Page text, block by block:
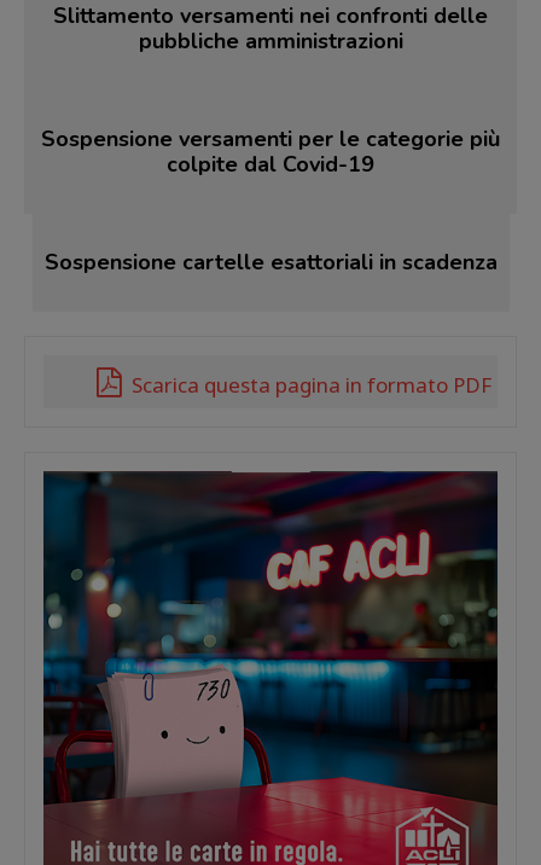
Slittamento versamenti nei confronti delle
pubbliche amministrazioni
Sospensione versamenti per le categorie più
colpite dal Covid-19
Sospensione cartelle esattoriali in scadenza
Scarica questa pagina in formato PDF